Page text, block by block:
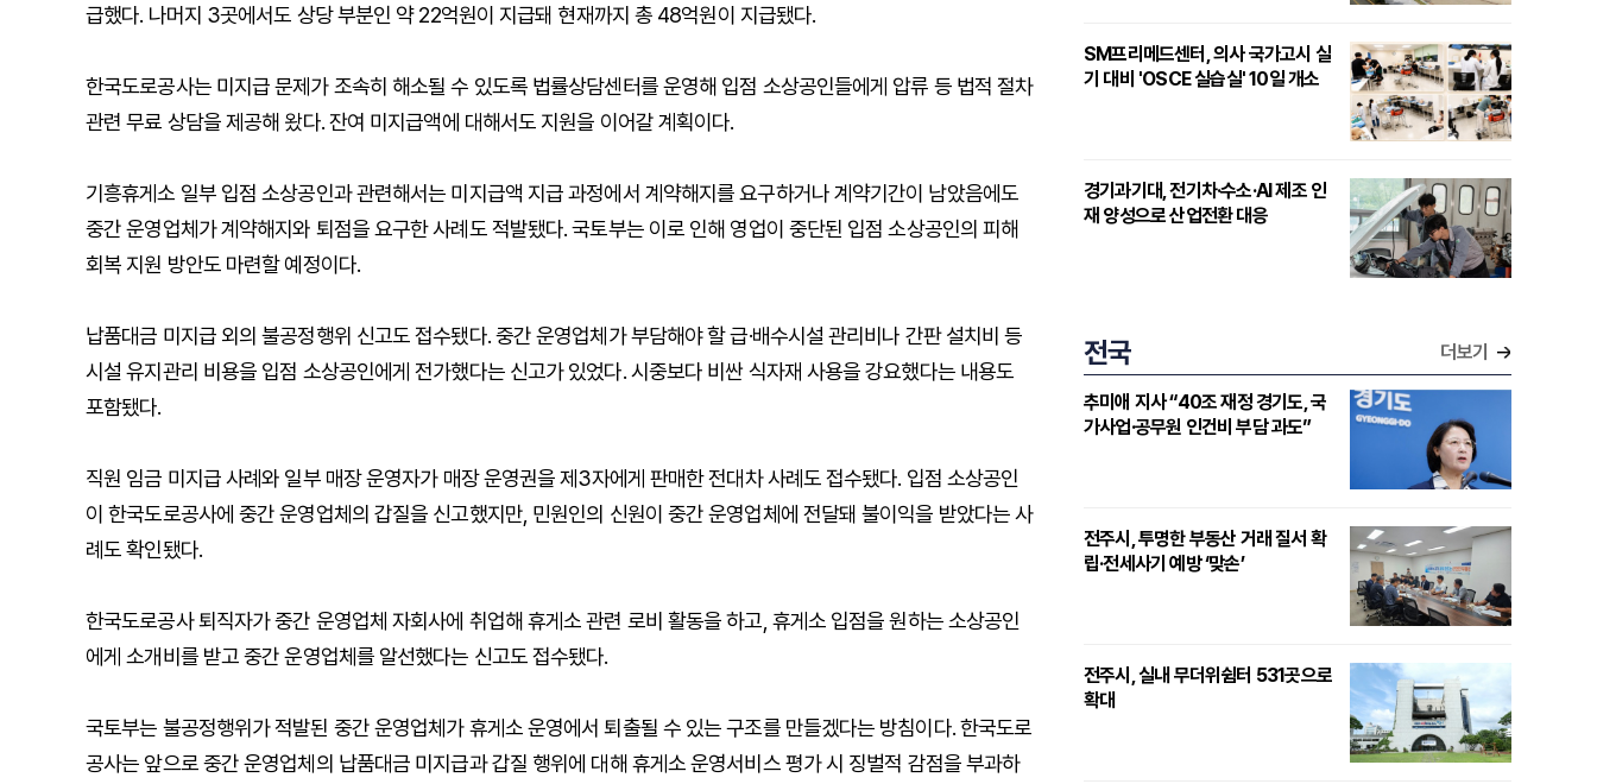
급했다. 나머지 3곳에서도 상당 부분인 약 22억원이 지급돼 현재까지 총 48억원이 지급됐다.
한국도로공사는 미지급 문제가 조속히 해소될 수 있도록 법률상담센터를 운영해 입점 소상공인들에게 압류 등 법적 절차
관련 무료 상담을 제공해 왔다. 잔여 미지급액에 대해서도 지원을 이어갈 계획이다.
기흥휴게소 일부 입점 소상공인과 관련해서는 미지급액 지급 과정에서 계약해지를 요구하거나 계약기간이 남았음에도
중간 운영업체가 계약해지와 퇴점을 요구한 사례도 적발됐다. 국토부는 이로 인해 영업이 중단된 입점 소상공인의 피해
회복 지원 방안도 마련할 예정이다.
납품대금 미지급 외의 불공정행위 신고도 접수됐다. 중간 운영업체가 부담해야 할 급·배수시설 관리비나 간판 설치비 등
시설 유지관리 비용을 입점 소상공인에게 전가했다는 신고가 있었다. 시중보다 비싼 식자재 사용을 강요했다는 내용도
포함됐다.
직원 임금 미지급 사례와 일부 매장 운영자가 매장 운영권을 제3자에게 판매한 전대차 사례도 접수됐다. 입점 소상공인
이 한국도로공사에 중간 운영업체의 갑질을 신고했지만, 민원인의 신원이 중간 운영업체에 전달돼 불이익을 받았다는 사
례도 확인됐다.
한국도로공사 퇴직자가 중간 운영업체 자회사에 취업해 휴게소 관련 로비 활동을 하고, 휴게소 입점을 원하는 소상공인
에게 소개비를 받고 중간 운영업체를 알선했다는 신고도 접수됐다.
국토부는 불공정행위가 적발된 중간 운영업체가 휴게소 운영에서 퇴출될 수 있는 구조를 만들겠다는 방침이다. 한국도로
공사는 앞으로 중간 운영업체의 납품대금 미지급과 갑질 행위에 대해 휴게소 운영서비스 평가 시 징벌적 감점을 부과하
SM프리메드센터, 의사 국가고시 실
기 대비 'OSCE 실습실' 10일 개소
경기과기대, 전기차·수소·AI 제조 인
재 양성으로 산업전환 대응
전국 더보기
추미애 지사 “40조 재정 경기도, 국
가사업·공무원 인건비 부담 과도”
전주시, 투명한 부동산 거래 질서 확
립·전세사기 예방 ‘맞손’
전주시, 실내 무더위쉼터 531곳으로
확대